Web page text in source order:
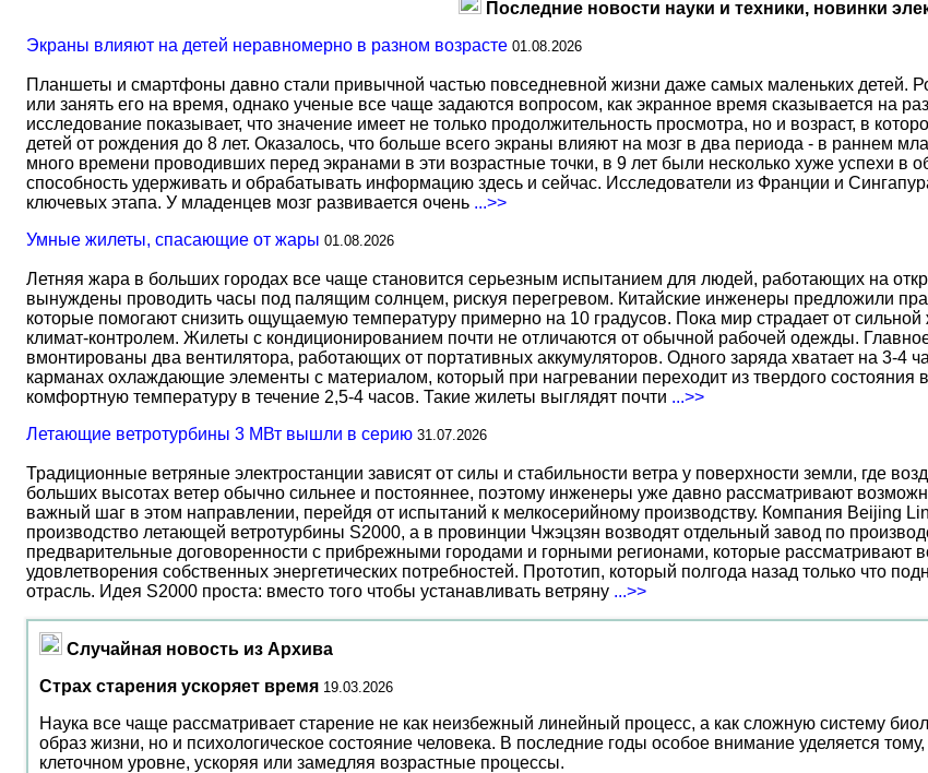
Последние новости науки и техники, новинки
Экраны влияют на детей неравномерно в разном возрасте 01.08.2026
Планшеты и смартфоны давно стали привычной частью повседневной жизни даже самых маленьких детей.
или занять его на время, однако ученые все чаще задаются вопросом, как экранное время сказывается на
исследование показывает, что значение имеет не только продолжительность просмотра, но и возраст, в
детей от рождения до 8 лет. Оказалось, что больше всего экраны влияют на мозг в два периода - в раннем
много времени проводивших перед экранами в эти возрастные точки, в 9 лет были несколько хуже успехи в
способность удерживать и обрабатывать информацию здесь и сейчас. Исследователи из Франции и
ключевых этапа. У младенцев мозг развивается очень ...>>
Умные жилеты, спасающие от жары 01.08.2026
Летняя жара в больших городах все чаще становится серьезным испытанием для людей, работающих на
вынуждены проводить часы под палящим солнцем, рискуя перегревом. Китайские инженеры предложили
которые помогают снизить ощущаемую температуру примерно на 10 градусов. Пока мир страдает от
климат-контролем. Жилеты с кондиционированием почти не отличаются от обычной рабочей одежды.
вмонтированы два вентилятора, работающих от портативных аккумуляторов. Одного заряда хватает на 3-
карманах охлаждающие элементы с материалом, который при нагревании переходит из твердого состояния
комфортную температуру в течение 2,5-4 часов. Такие жилеты выглядят почти ...>>
Летающие ветротурбины 3 МВт вышли в серию 31.07.2026
Традиционные ветряные электростанции зависят от силы и стабильности ветра у поверхности земли, где
больших высотах ветер обычно сильнее и постояннее, поэтому инженеры уже давно рассматривают
важный шаг в этом направлении, перейдя от испытаний к мелкосерийному производству. Компания Beijing
производство летающей ветротурбины S2000, а в провинции Чжэцзян возводят отдельный завод по
предварительные договоренности с прибрежными городами и горными регионами, которые рассматривают
удовлетворения собственных энергетических потребностей. Прототип, который полгода назад только что
отрасль. Идея S2000 проста: вместо того чтобы устанавливать ветряну ...>>
Случайная новость из Архива
Страх старения ускоряет время 19.03.2026
Наука все чаще рассматривает старение не как неизбежный линейный процесс, а как сложную систему
образ жизни, но и психологическое состояние человека. В последние годы особое внимание уделяется
клеточном уровне, ускоряя или замедляя возрастные процессы.